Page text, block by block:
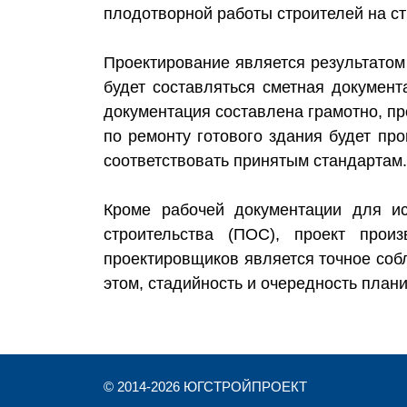
плодотворной работы строителей на
Проектирование является
будет составляться сметная
документация составлена грамотно,
по ремонту готового здания будет
соответствовать принятым стандартам.
Кроме рабочей документации для
строительства (ПОС), проект
проектировщиков является точное
этом, стадийность и очередность
© 2014-2026 ЮГСТРОЙПРОЕКТ